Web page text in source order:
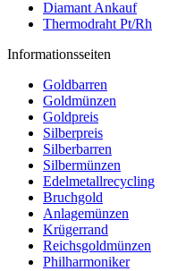
Diamant Ankauf
Thermodraht Pt/Rh
Informationsseiten
Goldbarren
Goldmünzen
Goldpreis
Silberpreis
Silberbarren
Silbermünzen
Edelmetallrecycling
Bruchgold
Anlagemünzen
Krügerrand
Reichsgoldmünzen
Philharmoniker